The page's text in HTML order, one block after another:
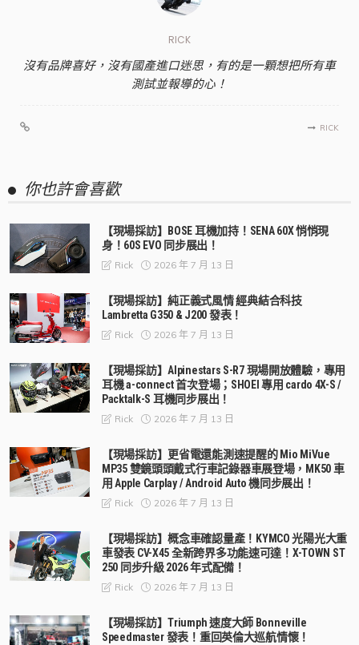
RICK
沒有品牌喜好，沒有國產進口迷思，有的是一顆想把所有車
測試並報導的心！
RICK
你也許會喜歡
【現場採訪】BOSE 耳機加持！SENA 60X 悄悄現
身！60S EVO 同步展出！
Rick 2026 年 7 月 13 日
【現場採訪】純正義式風情 經典結合科技
Lambretta G350 & J200 發表！
Rick 2026 年 7 月 13 日
【現場採訪】Alpinestars S-R7 現場開放體驗，專用
耳機 a-connect 首次登場；SHOEI 專用 cardo 4X-S /
Packtalk-S 耳機同步展出！
Rick 2026 年 7 月 13 日
【現場採訪】更省電還能測速提醒的 Mio MiVue
MP35 雙鏡頭頭戴式行車記錄器車展登場，MK50 車
用 Apple Carplay / Android Auto 機同步展出！
Rick 2026 年 7 月 13 日
【現場採訪】概念車確認量產！KYMCO 光陽光大重
車發表 CV-X45 全新跨界多功能速可達！X-TOWN ST
250 同步升級 2026 年式配備！
Rick 2026 年 7 月 13 日
【現場採訪】Triumph 速度大師 Bonneville
Speedmaster 發表！重回英倫大巡航情懷！